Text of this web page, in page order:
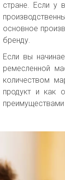
стране. Если у
основное
бренду.
Если вы
ремесленной
количеством
продукт и как
преимуществами